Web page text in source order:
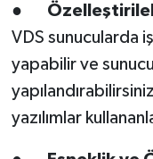
●
VDS sunucularda
yapabilir ve
yazılımlar